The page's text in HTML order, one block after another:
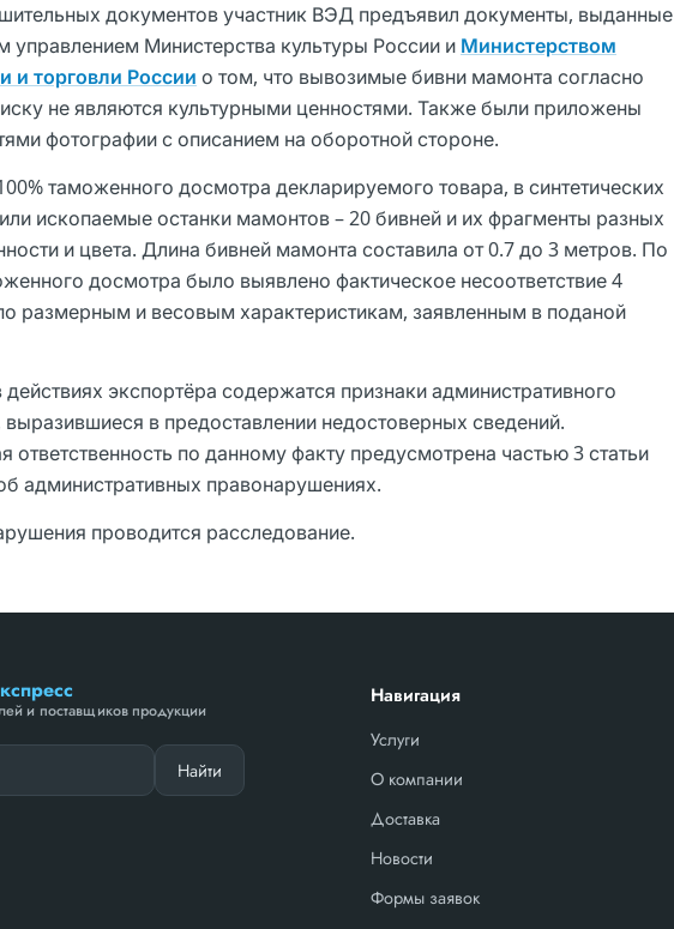
документов участник ВЭД предъявил документы, выданные
управлением Министерства культуры России и Министерством
торговли России о том, что вывозимые бивни мамонта согласно
не являются культурными ценностями. Также были приложены
фотографии с описанием на оборотной стороне.
таможенного досмотра декларируемого товара, в синтетических
ископаемые останки мамонтов – 20 бивней и их фрагменты разных
и цвета. Длина бивней мамонта составила от 0.7 до 3 метров. По
досмотра было выявлено фактическое несоответствие 4
размерным и весовым характеристикам, заявленным в поданой
экспортёра содержатся признаки административного
в предоставлении недостоверных сведений.
ответственность по данному факту предусмотрена частью 3 статьи
административных правонарушениях.
проводится расследование.
и поставщиков продукции
Найти
Навигация
Услуги
О компании
Доставка
Новости
Формы заявок